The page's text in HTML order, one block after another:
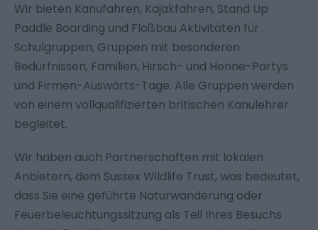
Wir bieten Kanufahren, Kajakfahren, Stand Up
Paddle Boarding und Floßbau Aktivitäten für
Schulgruppen, Gruppen mit besonderen
Bedürfnissen, Familien, Hirsch- und Henne-Partys
und Firmen-Auswärts-Tage. Alle Gruppen werden
von einem vollqualifizierten britischen Kanulehrer
begleitet.
Wir haben auch Partnerschaften mit lokalen
Anbietern, dem Sussex Wildlife Trust, was bedeutet,
dass Sie eine geführte Naturwanderung oder
Feuerbeleuchtungssitzung als Teil Ihres Besuchs